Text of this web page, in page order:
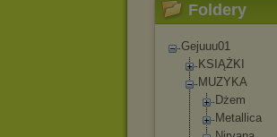
Foldery
Gejuuu01
KSIĄŻKI
MUZYKA
Dżem
Metallica